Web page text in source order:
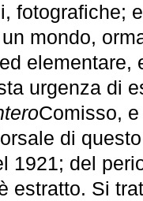
fotografiche;
mondo,
elementare,
urgenza di
Comisso,
di
1921; del
estratto. Si